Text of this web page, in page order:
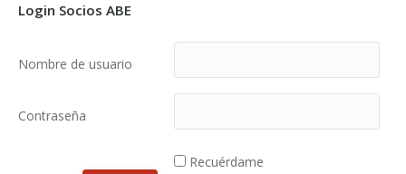
Login Socios ABE
Nombre de usuario
Contraseña
Recuérdame